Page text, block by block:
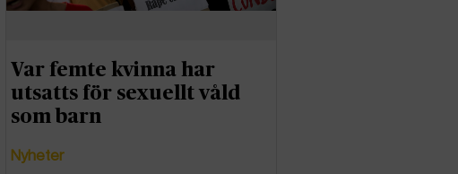
Var femte kvinna har
utsatts för sexuellt våld
som barn
Nyheter